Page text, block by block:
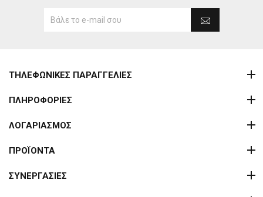
ΤΗΛΕΦΩΝΙΚΕΣ ΠΑΡΑΓΓΕΛΙΕΣ
ΠΛΗΡΟΦΟΡΙΕΣ
ΛΟΓΑΡΙΑΣΜΟΣ
ΠΡΟΪΟΝΤΑ
ΣΥΝΕΡΓΑΣΙΕΣ